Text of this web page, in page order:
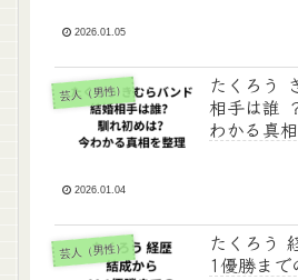
2026.01.05
芸人（男性）
たくろう
相手は誰
わかる真
2026.01.04
芸人（男性）
たくろう
1優勝まで